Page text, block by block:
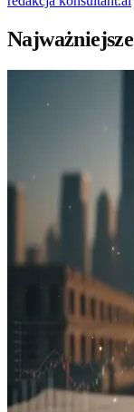
Najważniejsze